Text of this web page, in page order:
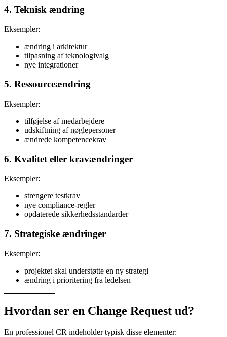
4. Teknisk ændring
Eksempler:
ændring i arkitektur
tilpasning af teknologivalg
nye integrationer
5. Ressourceændring
Eksempler:
tilføjelse af medarbejdere
udskiftning af nøglepersoner
ændrede kompetencekrav
6. Kvalitet eller kravændringer
Eksempler:
strengere testkrav
nye compliance-regler
opdaterede sikkerhedsstandarder
7. Strategiske ændringer
Eksempler:
projektet skal understøtte en ny strategi
ændring i prioritering fra ledelsen
Hvordan ser en Change Request ud?
En professionel CR indeholder typisk disse elementer: